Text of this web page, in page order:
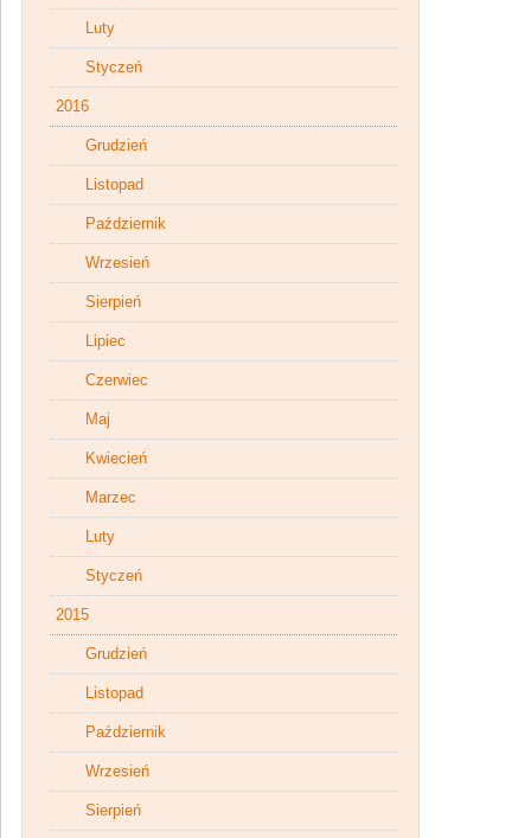
Luty
Styczeń
2016
Grudzień
Listopad
Październik
Wrzesień
Sierpień
Lipiec
Czerwiec
Maj
Kwiecień
Marzec
Luty
Styczeń
2015
Grudzień
Listopad
Październik
Wrzesień
Sierpień